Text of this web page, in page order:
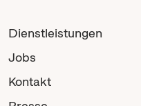
Dienstleistungen
Jobs
Kontakt